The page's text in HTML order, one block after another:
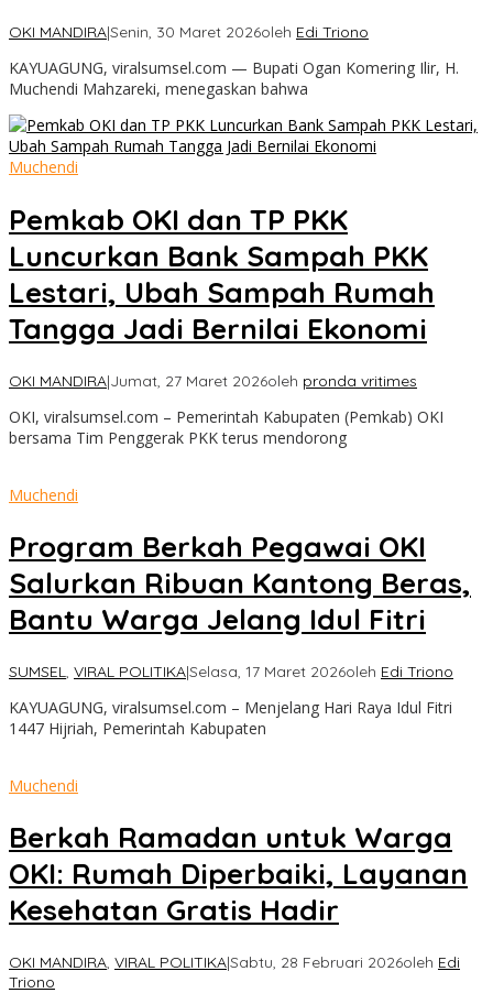
OKI MANDIRA|Senin, 30 Maret 2026oleh Edi Triono
KAYUAGUNG, viralsumsel.com — Bupati Ogan Komering Ilir, H.
Muchendi Mahzareki, menegaskan bahwa
Muchendi
Pemkab OKI dan TP PKK
Luncurkan Bank Sampah PKK
Lestari, Ubah Sampah Rumah
Tangga Jadi Bernilai Ekonomi
OKI MANDIRA|Jumat, 27 Maret 2026oleh pronda vritimes
OKI, viralsumsel.com – Pemerintah Kabupaten (Pemkab) OKI
bersama Tim Penggerak PKK terus mendorong
Muchendi
Program Berkah Pegawai OKI
Salurkan Ribuan Kantong Beras,
Bantu Warga Jelang Idul Fitri
SUMSEL, VIRAL POLITIKA|Selasa, 17 Maret 2026oleh Edi Triono
KAYUAGUNG, viralsumsel.com – Menjelang Hari Raya Idul Fitri
1447 Hijriah, Pemerintah Kabupaten
Muchendi
Berkah Ramadan untuk Warga
OKI: Rumah Diperbaiki, Layanan
Kesehatan Gratis Hadir
OKI MANDIRA, VIRAL POLITIKA|Sabtu, 28 Februari 2026oleh Edi
Triono